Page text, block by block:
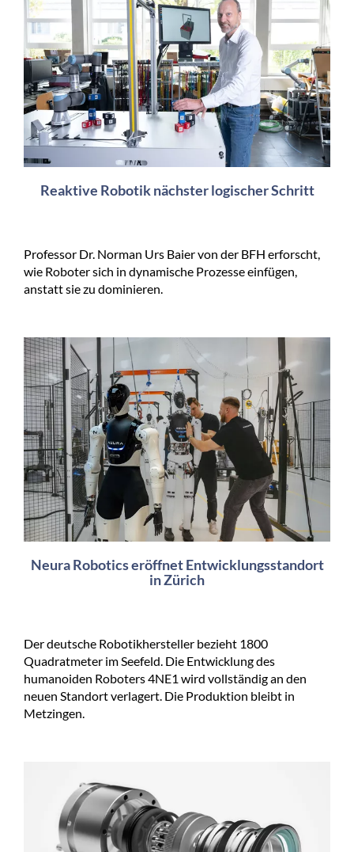
Reaktive Robotik nächster logischer Schritt
Professor Dr. Norman Urs Baier von der BFH erforscht,
wie Roboter sich in dynamische Prozesse einfügen,
anstatt sie zu dominieren.
Neura Robotics eröffnet Entwicklungsstandort
in Zürich
Der deutsche Robotikhersteller bezieht 1800
Quadratmeter im Seefeld. Die Entwicklung des
humanoiden Roboters 4NE1 wird vollständig an den
neuen Standort verlagert. Die Produktion bleibt in
Metzingen.